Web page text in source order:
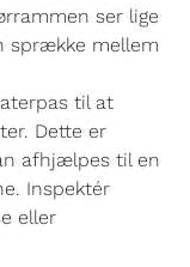
ser lige
sprække mellem
til at
Dette er
afhjælpes til en
Inspektér
eller